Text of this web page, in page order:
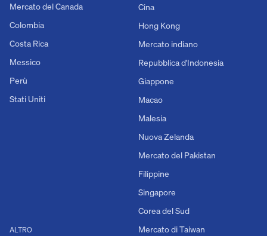
Mercato del Canada
Colombia
Costa Rica
Messico
Perù
Stati Uniti
ALTRO
Cina
Hong Kong
Mercato indiano
Repubblica d'Indonesia
Giappone
Macao
Malesia
Nuova Zelanda
Mercato del Pakistan
Filippine
Singapore
Corea del Sud
Mercato di Taiwan